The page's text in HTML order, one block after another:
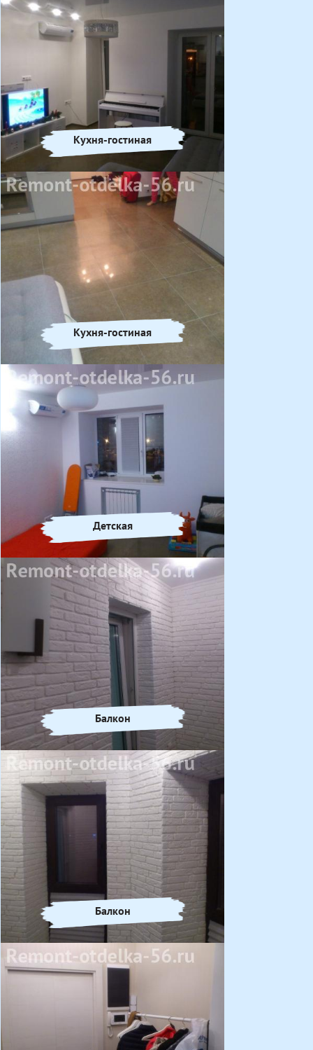
Кухня-гостиная
Кухня-гостиная
Детская
Балкон
Балкон